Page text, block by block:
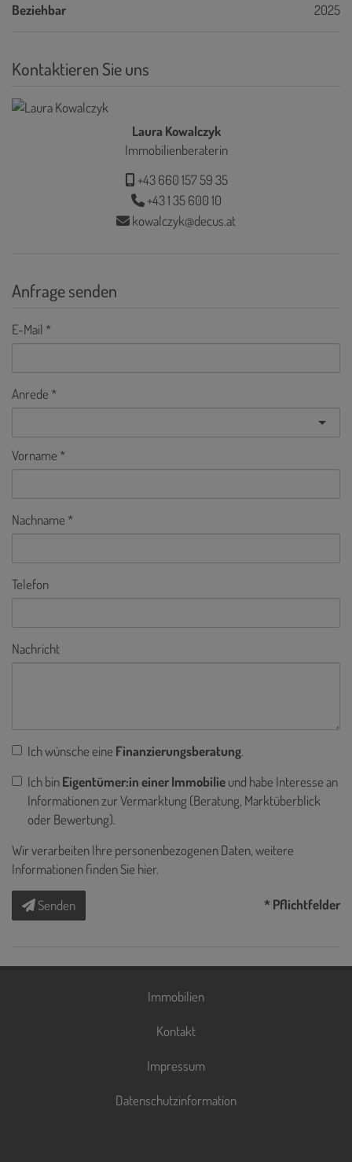
Beziehbar
2025
Kontaktieren Sie uns
Laura Kowalczyk
Immobilienberaterin
+43 660 157 59 35
+43 1 35 600 10
kowalczyk@decus.at
Anfrage senden
E-Mail
Anrede
Vorname
Nachname
Telefon
Nachricht
Ich wünsche eine Finanzierungsberatung.
Ich binEigentümer:in einer Immobilieund habe Interesse an
Informationen zur Vermarktung (Beratung, Marktüberblick
oder Bewertung).
Wir verarbeiten Ihre personenbezogenen Daten, weitere
Informationen finden Sie hier.
Senden * Pflichtfelder
Immobilien
Kontakt
Impressum
Datenschutzinformation